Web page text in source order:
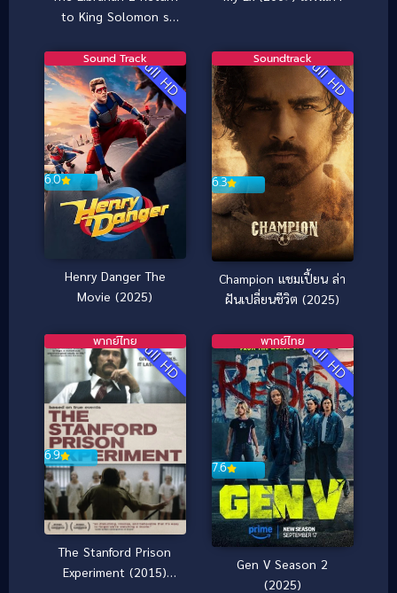
to King Solomon s
ขุมทรัพย์สุดขอบโลก
Full HD
6.0
Sound Track
Henry Danger The
Movie (2025)
Full HD
6.3
Soundtrack
Champion แชมเปี้ยน ล่า
ฝันเปลี่ยนชีวิต (2025)
Full HD
6.9
พากย์ไทย
The Stanford Prison
Experiment (2015)
Full HD
7.6
พากย์ไทย
Gen V Season 2
(2025)